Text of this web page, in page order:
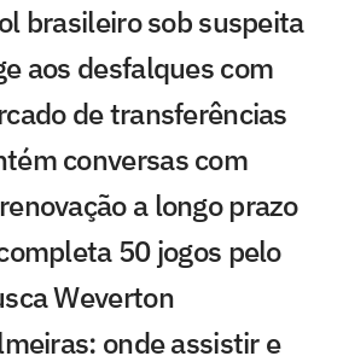
brasileiro sob suspeita
aos desfalques com
de transferências
conversas com
a longo prazo
50 jogos pelo
Weverton
onde assistir e